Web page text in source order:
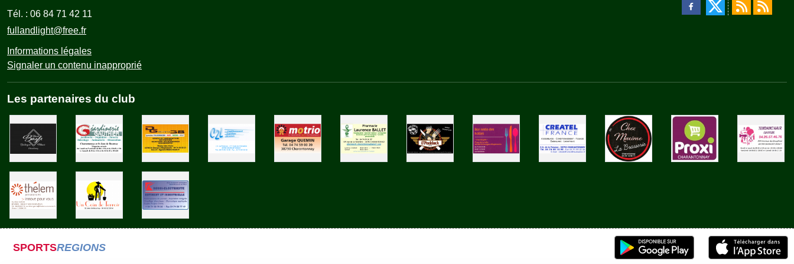
Tél. : 06 84 71 42 11
fullandlight@free.fr
Informations légales
Signaler un contenu inapproprié
Les partenaires du club
SPORTSREGIONS